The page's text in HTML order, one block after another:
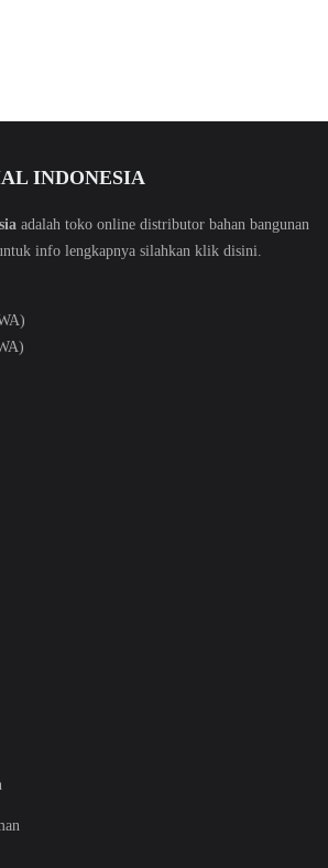
INDONESIA
adalah toko online distributor bahan bangunan
info lengkapnya silahkan klik disini.